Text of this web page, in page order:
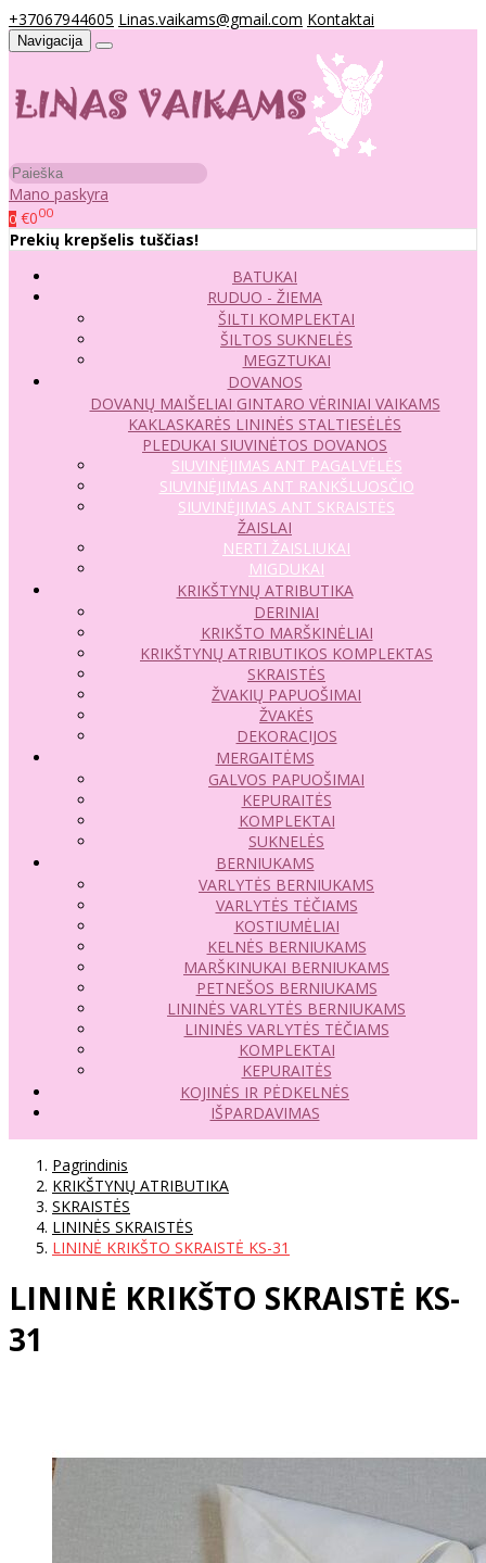
+37067944605 Linas.vaikams@gmail.com Kontaktai
Navigacija
Mano paskyra
0 €000
Prekių krepšelis tuščias!
BATUKAI
RUDUO - ŽIEMA
ŠILTI KOMPLEKTAI
ŠILTOS SUKNELĖS
MEGZTUKAI
DOVANOS
DOVANŲ MAIŠELIAI GINTARO VĖRINIAI VAIKAMS
KAKLASKARĖS LININĖS STALTIESĖLĖS
PLEDUKAI SIUVINĖTOS DOVANOS
SIUVINĖJIMAS ANT PAGALVĖLĖS
SIUVINĖJIMAS ANT RANKŠLUOSČIO
SIUVINĖJIMAS ANT SKRAISTĖS
ŽAISLAI
NERTI ŽAISLIUKAI
MIGDUKAI
KRIKŠTYNŲ ATRIBUTIKA
DERINIAI
KRIKŠTO MARŠKINĖLIAI
KRIKŠTYNŲ ATRIBUTIKOS KOMPLEKTAS
SKRAISTĖS
ŽVAKIŲ PAPUOŠIMAI
ŽVAKĖS
DEKORACIJOS
MERGAITĖMS
GALVOS PAPUOŠIMAI
KEPURAITĖS
KOMPLEKTAI
SUKNELĖS
BERNIUKAMS
VARLYTĖS BERNIUKAMS
VARLYTĖS TĖČIAMS
KOSTIUMĖLIAI
KELNĖS BERNIUKAMS
MARŠKINUKAI BERNIUKAMS
PETNEŠOS BERNIUKAMS
LININĖS VARLYTĖS BERNIUKAMS
LININĖS VARLYTĖS TĖČIAMS
KOMPLEKTAI
KEPURAITĖS
KOJINĖS IR PĖDKELNĖS
IŠPARDAVIMAS
Pagrindinis
KRIKŠTYNŲ ATRIBUTIKA
SKRAISTĖS
LININĖS SKRAISTĖS
LININĖ KRIKŠTO SKRAISTĖ KS-31
LININĖ KRIKŠTO SKRAISTĖ KS-
31